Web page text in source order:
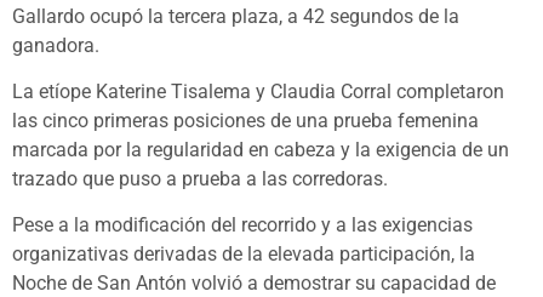
Gallardo ocupó la tercera plaza, a 42 segundos de la
ganadora.
La etíope Katerine Tisalema y Claudia Corral completaron
las cinco primeras posiciones de una prueba femenina
marcada por la regularidad en cabeza y la exigencia de un
trazado que puso a prueba a las corredoras.
Pese a la modificación del recorrido y a las exigencias
organizativas derivadas de la elevada participación, la
Noche de San Antón volvió a demostrar su capacidad de